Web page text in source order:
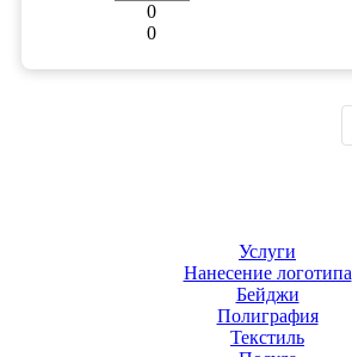
0
0
Услуги
Нанесение логотипа
Бейджи
Полиграфия
Текстиль